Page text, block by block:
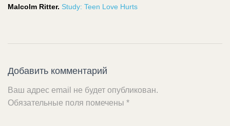
Malcolm Ritter. Study: Teen Love Hurts
Добавить комментарий
Ваш адрес email не будет опубликован.
Обязательные поля помечены *